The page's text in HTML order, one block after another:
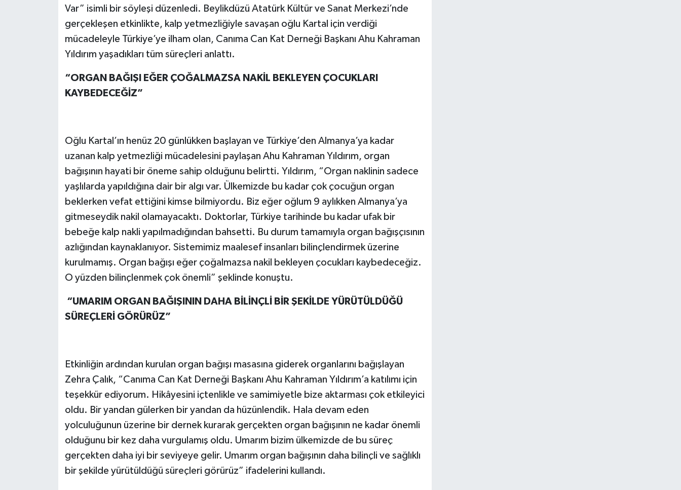
Var” isimli bir söyleşi düzenledi. Beylikdüzü Atatürk Kültür ve Sanat Merkezi’nde
gerçekleşen etkinlikte, kalp yetmezliğiyle savaşan oğlu Kartal için verdiği
mücadeleyle Türkiye’ye ilham olan, Canıma Can Kat Derneği Başkanı Ahu Kahraman
Yıldırım yaşadıkları tüm süreçleri anlattı.
“ORGAN BAĞIŞI EĞER ÇOĞALMAZSA NAKİL BEKLEYEN ÇOCUKLARI
KAYBEDECEĞİZ”
Oğlu Kartal’ın henüz 20 günlükken başlayan ve Türkiye’den Almanya’ya kadar
uzanan kalp yetmezliği mücadelesini paylaşan Ahu Kahraman Yıldırım, organ
bağışının hayati bir öneme sahip olduğunu belirtti. Yıldırım, “Organ naklinin sadece
yaşlılarda yapıldığına dair bir algı var. Ülkemizde bu kadar çok çocuğun organ
beklerken vefat ettiğini kimse bilmiyordu. Biz eğer oğlum 9 aylıkken Almanya’ya
gitmeseydik nakil olamayacaktı. Doktorlar, Türkiye tarihinde bu kadar ufak bir
bebeğe kalp nakli yapılmadığından bahsetti. Bu durum tamamıyla organ bağışçısının
azlığından kaynaklanıyor. Sistemimiz maalesef insanları bilinçlendirmek üzerine
kurulmamış. Organ bağışı eğer çoğalmazsa nakil bekleyen çocukları kaybedeceğiz.
O yüzden bilinçlenmek çok önemli” şeklinde konuştu.
“UMARIM ORGAN BAĞIŞININ DAHA BİLİNÇLİ BİR ŞEKİLDE YÜRÜTÜLDÜĞÜ
SÜREÇLERİ GÖRÜRÜZ”
Etkinliğin ardından kurulan organ bağışı masasına giderek organlarını bağışlayan
Zehra Çalık, “Canıma Can Kat Derneği Başkanı Ahu Kahraman Yıldırım’a katılımı için
teşekkür ediyorum. Hikâyesini içtenlikle ve samimiyetle bize aktarması çok etkileyici
oldu. Bir yandan gülerken bir yandan da hüzünlendik. Hala devam eden
yolculuğunun üzerine bir dernek kurarak gerçekten organ bağışının ne kadar önemli
olduğunu bir kez daha vurgulamış oldu. Umarım bizim ülkemizde de bu süreç
gerçekten daha iyi bir seviyeye gelir. Umarım organ bağışının daha bilinçli ve sağlıklı
bir şekilde yürütüldüğü süreçleri görürüz” ifadelerini kullandı.